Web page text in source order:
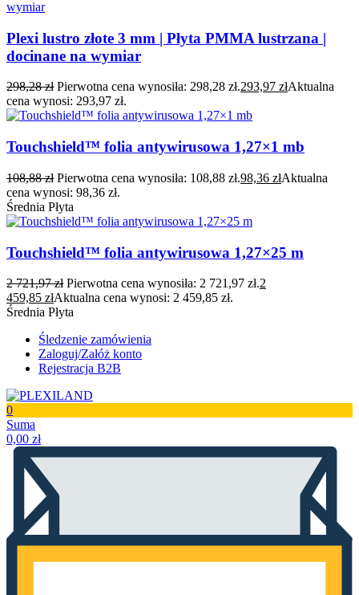
Plexi lustro złote 3 mm | Płyta PMMA lustrzana |
docinane na wymiar
298,28zł Pierwotna cena wynosiła: 298,28 zł.293,97 złAktualna
cena wynosi: 293,97 zł.
Touchshield™ folia antywirusowa 1,27×1 mb
108,88zł Pierwotna cena wynosiła: 108,88 zł.98,36 złAktualna
cena wynosi: 98,36 zł.
Średnia Płyta
Touchshield™ folia antywirusowa 1,27×25 m
2 721,97zł Pierwotna cena wynosiła: 2 721,97 zł.2
459,85 złAktualna cena wynosi: 2 459,85 zł.
Średnia Płyta
Śledzenie zamówienia
Zaloguj/Załóż konto
Rejestracja B2B
0
Suma
0,00 zł